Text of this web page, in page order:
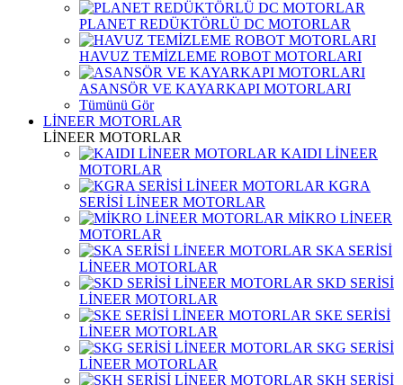
PLANET REDÜKTÖRLÜ DC MOTORLAR
HAVUZ TEMİZLEME ROBOT MOTORLARI
ASANSÖR VE KAYARKAPI MOTORLARI
Tümünü Gör
LİNEER MOTORLAR
LİNEER MOTORLAR
KAIDI LİNEER
MOTORLAR
KGRA
SERİSİ LİNEER MOTORLAR
MİKRO LİNEER
MOTORLAR
SKA SERİSİ
LİNEER MOTORLAR
SKD SERİSİ
LİNEER MOTORLAR
SKE SERİSİ
LİNEER MOTORLAR
SKG SERİSİ
LİNEER MOTORLAR
SKH SERİSİ